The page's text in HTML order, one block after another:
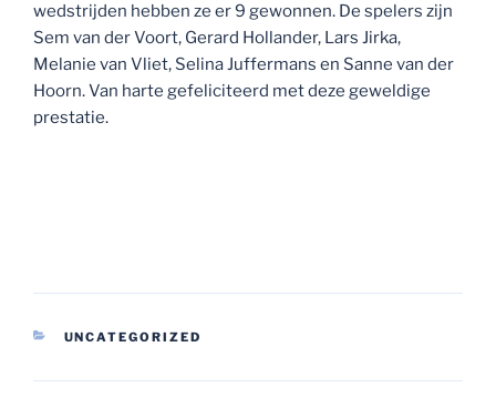
wedstrijden hebben ze er 9 gewonnen. De spelers zijn
Sem van der Voort, Gerard Hollander, Lars Jirka,
Melanie van Vliet, Selina Juffermans en Sanne van der
Hoorn. Van harte gefeliciteerd met deze geweldige
prestatie.
CATEGORIEËN
UNCATEGORIZED